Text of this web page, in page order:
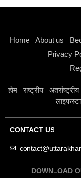
Home About us
Privacy
होम राष्ट्रीय अंतर्राष्ट्रीय
CONTACT US
DOWNLOAD